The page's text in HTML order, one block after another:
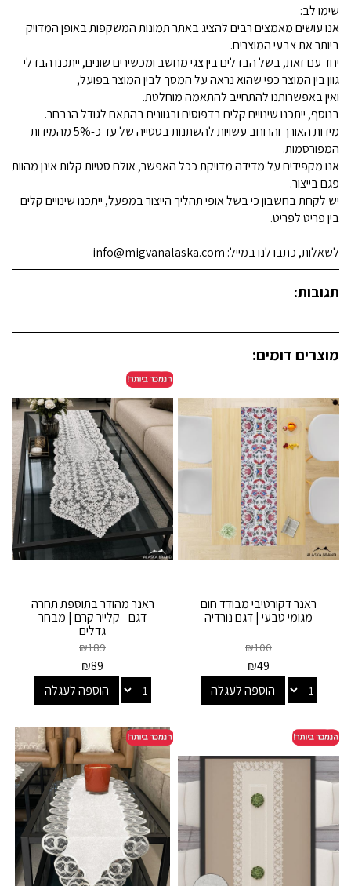
שימו לב:
אנו עושים מאמצים רבים להציג באתר תמונות המשקפות באופן המדויק
ביותר את צבעי המוצרים.
יחד עם זאת, בשל הבדלים בין צגי מחשב ומכשירים שונים, ייתכנו הבדלי
גוון בין המוצר כפי שהוא נראה על המסך לבין המוצר בפועל,
ואין באפשרותנו להתחייב להתאמה מוחלטת.
בנוסף, ייתכנו שינויים קלים בדפוסים ובגוונים בהתאם לגודל הנבחר.
מידות האורך והרוחב עשויות להשתנות בסטייה של עד כ-5% מהמידות
המפורסמות.
אנו מקפידים על מדידה מדויקת ככל האפשר, אולם סטיות קלות אינן מהוות
פגם בייצור.
יש לקחת בחשבון כי בשל אופי תהליך הייצור במפעל, ייתכנו שינויים קלים
בין פריט לפריט.
לשאלות, כתבו לנו במייל: info@migvanalaska.com
תגובות:
מוצרים דומים:
ראנר דקורטיבי מבודד חום
מגומי טבעי | דגם נורדיה
₪100
₪49
הוספה לעגלה
ראנר מהודר בתוספת תחרה
דגם - קלייר קרם | מבחר
גדלים
₪189
₪89
הוספה לעגלה